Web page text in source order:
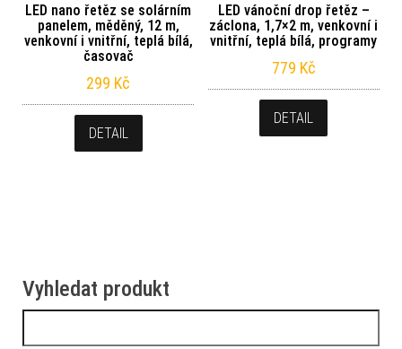
LED nano řetěz se solárním
panelem, měděný, 12 m,
venkovní i vnitřní, teplá bílá,
časovač
299 Kč
DETAIL
LED vánoční drop řetěz –
záclona, 1,7×2 m, venkovní i
vnitřní, teplá bílá, programy
779 Kč
DETAIL
Vyhledat produkt